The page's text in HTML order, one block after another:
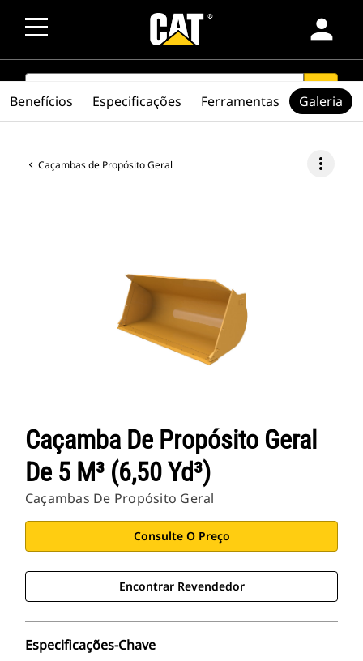
person
SEARCH search
Caçambas de Propósito Geral more_vert
Caçamba De Propósito Geral
De 5 M³ (6,50 Yd³)
Caçambas De Propósito Geral
Consulte O Preço
Encontrar Revendedor
Especificações-Chave
Benefícios Especificações Ferramentas Galeria